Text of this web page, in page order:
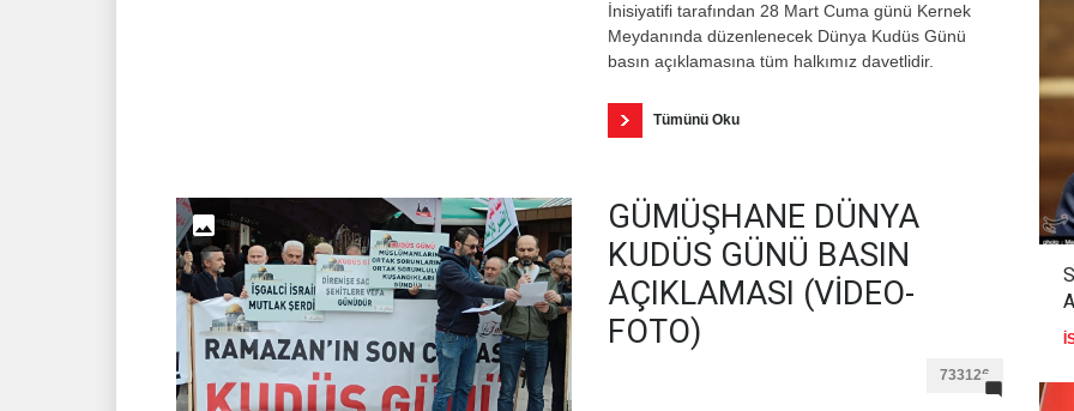
İnisiyatifi tarafından 28 Mart Cuma günü Kernek
Meydanında düzenlenecek Dünya Kudüs Günü
basın açıklamasına tüm halkımız davetlidir.
Tümünü Oku
GÜMÜŞHANE DÜNYA
KUDÜS GÜNÜ BASIN
AÇIKLAMASI (VİDEO-
FOTO)
733126